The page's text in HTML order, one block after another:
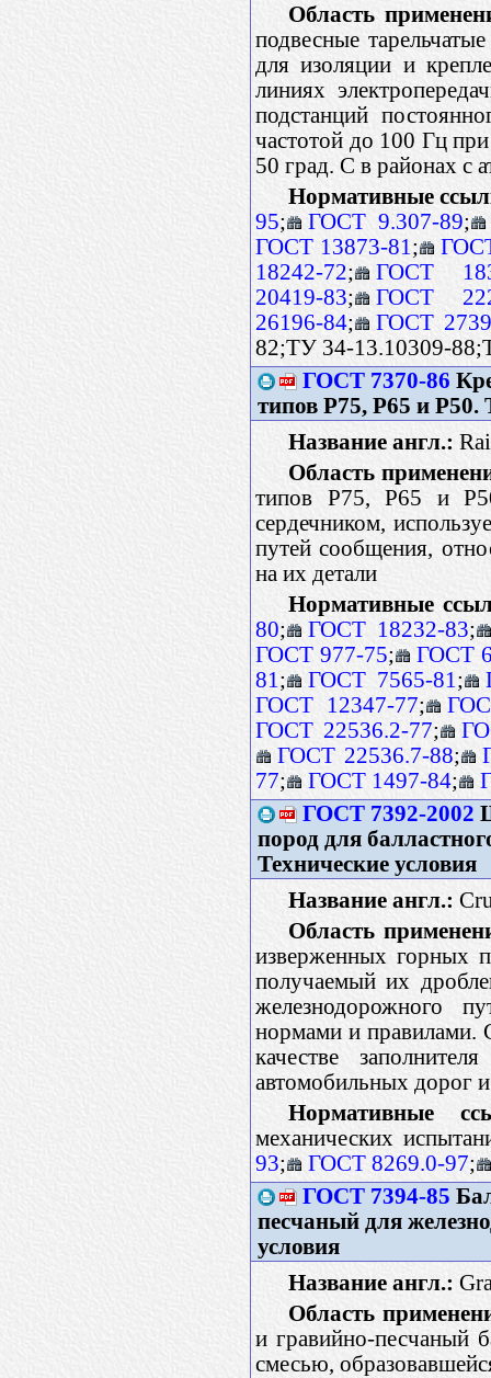
Область
подвесные
для изоляции и
линиях
подстанций
частотой до 100 Гц
50 град. С в районах с
Нормативные
95; ГОСТ 9.307-89;
ГОСТ 13873-81 ;
18242-72;
ГОСТ
20419-83;
ГОСТ
26196-84;
ГОСТ
82;ТУ 34-13.10309-
ГОСТ 7370-86
типов Р75, Р65 и Р50.
Название англ.:
Область
типов Р75, Р65 и
сердечником,
путей сообщения,
на их детали
Нормативные
80; ГОСТ 18232-83;
ГОСТ 977-75;
ГОСТ
81 ; ГОСТ 7565-81 ;
ГОСТ 12347-77;
ГОСТ 22536.2-77;
ГОСТ 22536.7-88;
77; ГОСТ 1497-84;
ГОСТ 7392-2002
пород для
Технические условия
Название англ.:
Область
изверженных горных
получаемый их
железнодорожного
нормами и правилами.
качестве
автомобильных дорог
Нормативные
механических
93; ГОСТ 8269.0-97;
ГОСТ 7394-85
песчаный для
условия
Название англ.:
Область
и гравийно-песчаный
смесью,